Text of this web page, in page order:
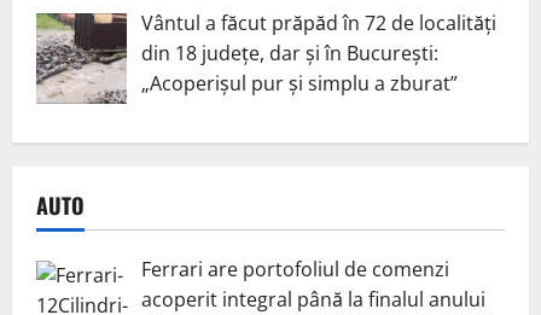
Vântul a făcut prăpăd în 72 de localități
din 18 județe, dar și în București:
„Acoperișul pur și simplu a zburat”
AUTO
Ferrari are portofoliul de comenzi
acoperit integral până la finalul anului